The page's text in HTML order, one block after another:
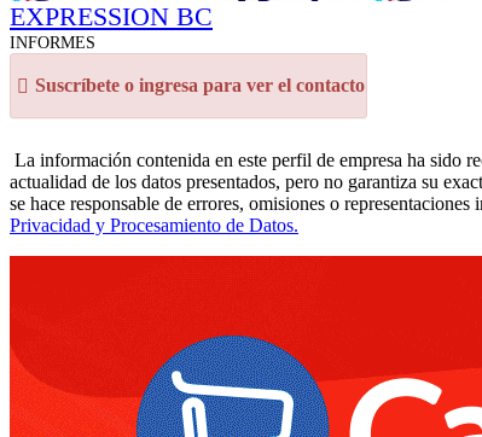
EXPRESSION BC
INFORMES
Suscríbete o ingresa para ver el contacto
La información contenida en este perfil de empresa ha sido
actualidad de los datos presentados, pero no garantiza su
se hace responsable de errores, omisiones o
Privacidad y Procesamiento de Datos.